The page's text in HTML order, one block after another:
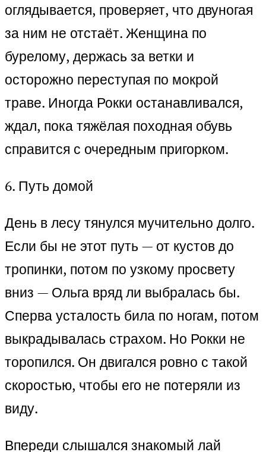
оглядывается, проверяет, что двуногая
за ним не отстаёт. Женщина по
бурелому, держась за ветки и
осторожно переступая по мокрой
траве. Иногда Рокки останавливался,
ждал, пока тяжёлая походная обувь
справится с очередным пригорком.
6. Путь домой
День в лесу тянулся мучительно долго.
Если бы не этот путь — от кустов до
тропинки, потом по узкому просвету
вниз — Ольга вряд ли выбралась бы.
Сперва усталость била по ногам, потом
выкрадывалась страхом. Но Рокки не
торопился. Он двигался ровно с такой
скоростью, чтобы его не потеряли из
виду.
Впереди слышался знакомый лай